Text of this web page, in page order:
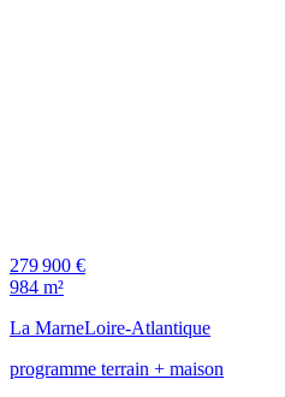
279 900 €
984 m²
La MarneLoire-Atlantique
programme terrain + maison